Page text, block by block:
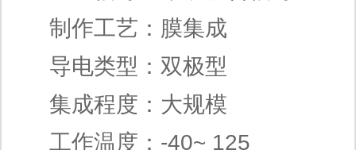
制作工艺：膜集成
导电类型：双极型
集成程度：大规模
工作温度：-40~ 125